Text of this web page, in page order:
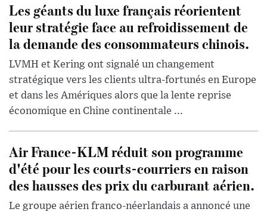
Les géants du luxe français réorientent
leur stratégie face au refroidissement de
la demande des consommateurs chinois.
LVMH et Kering ont signalé un changement
stratégique vers les clients ultra-fortunés en Europe
et dans les Amériques alors que la lente reprise
économique en Chine continentale ...
Air France-KLM réduit son programme
d'été pour les courts-courriers en raison
des hausses des prix du carburant aérien.
Le groupe aérien franco-néerlandais a annoncé une